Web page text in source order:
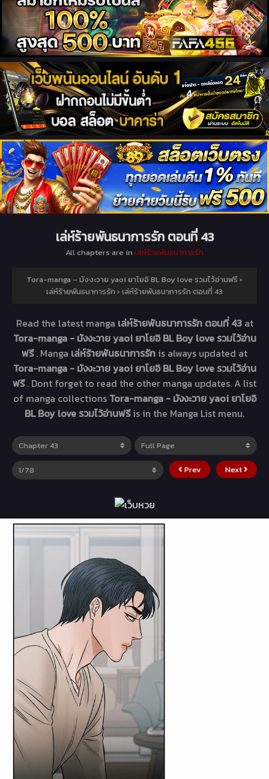
เล่ห์ร้ายพันธนาการรัก ตอนที่ 43
All chapters are in เล่ห์ร้ายพันธนาการรัก
Tora-manga – มังงะวาย yaoi ยาโยอิ BL Boy love รวมไว้อ่านฟรี ›
เล่ห์ร้ายพันธนาการรัก › เล่ห์ร้ายพันธนาการรัก ตอนที่ 43
Read the latest manga เล่ห์ร้ายพันธนาการรัก ตอนที่ 43 at
Tora-manga - มังงะวาย yaoi ยาโยอิ BL Boy love รวมไว้อ่าน
ฟรี. Manga เล่ห์ร้ายพันธนาการรัก is always updated at
Tora-manga - มังงะวาย yaoi ยาโยอิ BL Boy love รวมไว้อ่าน
ฟรี. Dont forget to read the other manga updates. A list
of manga collections Tora-manga - มังงะวาย yaoi ยาโยอิ
BL Boy love รวมไว้อ่านฟรีis in the Manga List menu.
Prev Next